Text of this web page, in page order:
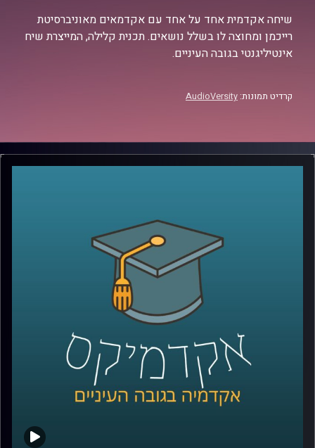
שיחה אקדמית אחד על אחד עם אקדמאים מאוניברסיטת
רייכמן ומחוצה לו בשלל נושאים. תכנית קלילה, המייצרת שיח
אינטיליגנטי בגובה העיניים.
קרדיט תמונות: AudioVersity